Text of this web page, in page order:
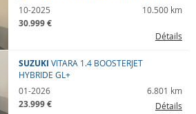
10-2025
10.500 km
30.999 €
Détails
SUZUKI VITARA 1.4 BOOSTERJET
HYBRIDE GL+
01-2026
6.801 km
23.999 € Détails